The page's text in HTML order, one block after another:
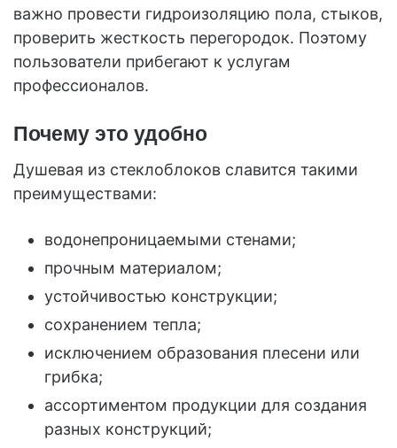
важно провести гидроизоляцию пола, стыков,
проверить жесткость перегородок. Поэтому
пользователи прибегают к услугам
профессионалов.
Почему это удобно
Душевая из стеклоблоков славится такими
преимуществами:
водонепроницаемыми стенами;
прочным материалом;
устойчивостью конструкции;
сохранением тепла;
исключением образования плесени или
грибка;
ассортиментом продукции для создания
разных конструкций;